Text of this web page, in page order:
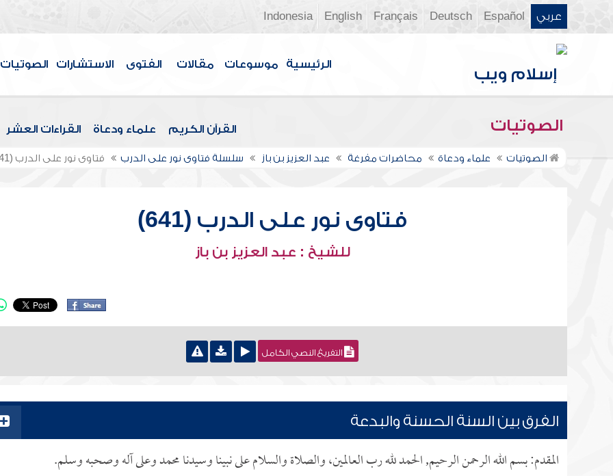
عربي Español
Deutsch
Français
English
Indonesia
الرئيسية موسوعات مقالات الفتوى الاستشارات الصوتيات
الصوتيات القرآن الكريم علماء ودعاة القراءات العشر
الصوتيات علماء ودعاة محاضرات مفرغة عبد العزيز بن باز سلسلة فتاوى نور على الدرب فتاوى نور على الدرب (641)
فتاوى نور على الدرب (641)
للشيخ : عبد العزيز بن باز
التفريغ النصي الكامل
الفرق بين السنة الحسنة والبدعة
المقدم: بسم الله الرحمن الرحيم, الحمد لله رب العالمين، والصلاة والسلام على نبينا وسيدنا محمد وعلى آله وصحبه وسلم.